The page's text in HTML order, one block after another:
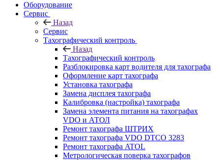
Оборудование
Сервис
Назад
Сервис
Тахографический контроль
Назад
Тахографический контроль
Разблокировка карт водителя для тахографа
Оформление карт тахографа
Установка тахографа
Замена дисплея тахографа
Калибровка (настройка) тахографа
Замена элемента питания на тахографах
VDO и АТОЛ
Ремонт тахографа ШТРИХ
Ремонт тахографа VDO DTCO 3283
Ремонт тахографа ATOL
Метрологическая поверка тахографов